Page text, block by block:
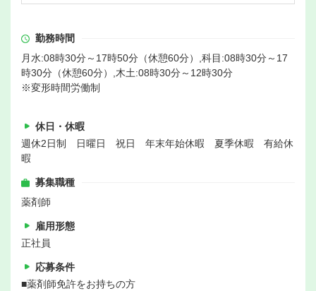
勤務時間
月水:08時30分～17時50分（休憩60分）,科目:08時30分～17
時30分（休憩60分）,木土:08時30分～12時30分
※変形時間労働制
休日・休暇
週休2日制 日曜日 祝日 年末年始休暇 夏季休暇 有給休
暇
募集職種
薬剤師
雇用形態
正社員
応募条件
■薬剤師免許をお持ちの方